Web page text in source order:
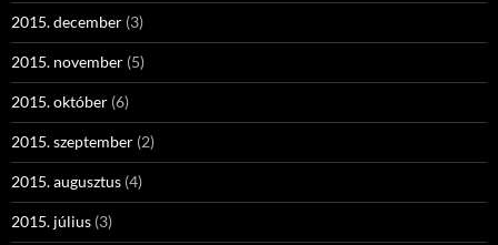
2015. december (3)
2015. november (5)
2015. október (6)
2015. szeptember (2)
2015. augusztus (4)
2015. július (3)